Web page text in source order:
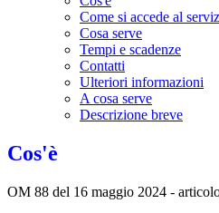
Come si accede al
Cosa serve
Tempi e scadenze
Contatti
Ulteriori informazioni
A cosa serve
Descrizione breve
Cos'è
OM 88 del 16 maggio 2024 -